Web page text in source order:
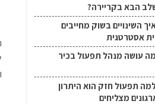
הבא בקריירה?
השינויים בשוק מחייבים
אסטרטגית
עושה מנהל תפעול בכיר
תפעול חזק הוא היתרון
מצליחים